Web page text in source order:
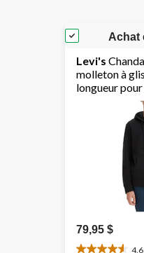
Achat
Levi's
molleton à
longueur
79,95 $
4.6